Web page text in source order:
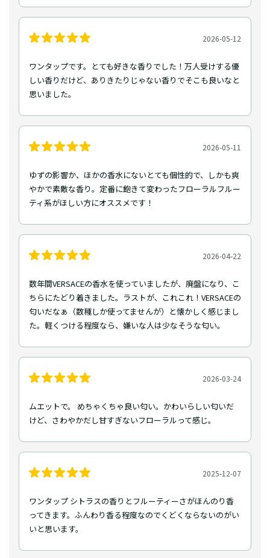
2026-05-12
ワンタップです。とても好きな香りでした！万人受けする優
しい香りだけど、ありきたりじゃない香りでそこも良いなと
思いました。
2026-05-11
ゆずの影響か、ほかの香水にないとても個性的で、しかも爽
やかで素敵な香り。定番に飽きて変わったフローラルフルー
ティ系がほしい方にオススメです！
2026-04-22
数年間VERSACEの香水を使っていましたが、廃盤になり、こ
ちらにたどり着きました。ラストが、これこれ！VERSACEの
匂いだなぁ（数種しか使ってませんが）と懐かしく感じまし
た。軽くつける程度なら、嫌いな人は少なそうな匂い。
2026-03-24
ムエットで。 めちゃくちゃ良い匂い。かわいらしい匂いだ
けど、さわやかだし甘すぎないフローラルって感じ。
2025-12-07
ワンタップ シトラスの香りとフルーティーさがほんのり香
ってきます。ふんわり香る程度なのでくどくならないのがい
いと思います。